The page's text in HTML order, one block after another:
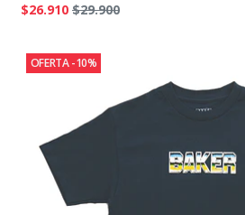
$26.910 $29.900
OFERTA -10%